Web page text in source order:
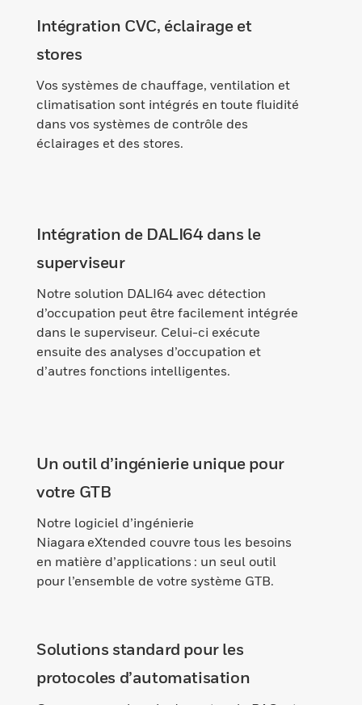
Intégration CVC, éclairage et
stores
Vos systèmes de chauffage, ventilation et
climatisation sont intégrés en toute fluidité
dans vos systèmes de contrôle des
éclairages et des stores.
Intégration de DALI64 dans le
superviseur
Notre solution DALI64 avec détection
d’occupation peut être facilement intégrée
dans le superviseur. Celui-ci exécute
ensuite des analyses d’occupation et
d’autres fonctions intelligentes.
Un outil d’ingénierie unique pour
votre GTB
Notre logiciel d’ingénierie
Niagara eXtended couvre tous les besoins
en matière d’applications : un seul outil
pour l’ensemble de votre système GTB.
Solutions standard pour les
protocoles d’automatisation